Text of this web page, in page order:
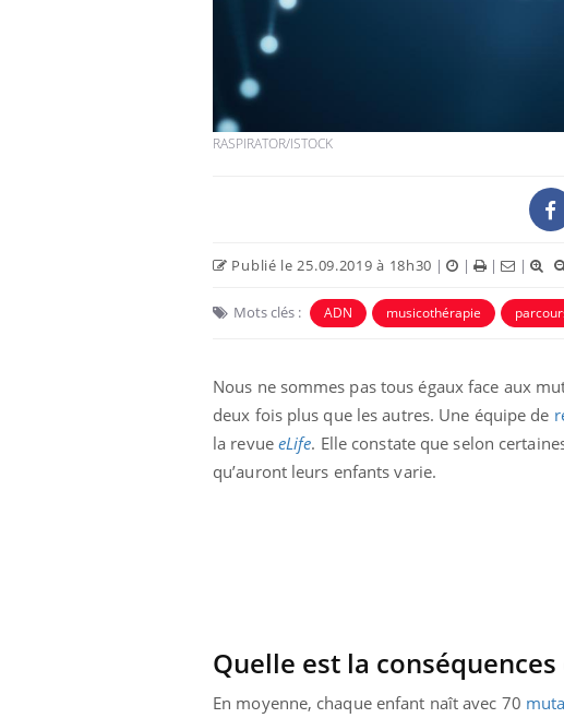
RASPIRATOR/ISTOCK
Publié le 25.09.2019 à 18h30 | | | |
Mots clés : ADN musicothérapie
Nous ne sommes pas tous égaux face aux
deux fois plus que les autres. Une équipe de
la revue eLife. Elle constate que selon
qu’auront leurs enfants varie.
Quelle est la
En moyenne, chaque enfant naît avec 70
Fortes chaleurs :
pourquoi le risque de
noyade grimpe-t-il ?